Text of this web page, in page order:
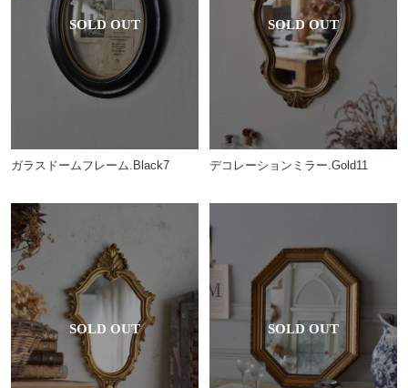
ガラスドームフレーム.Black7 デコレーションミラー.Gold11